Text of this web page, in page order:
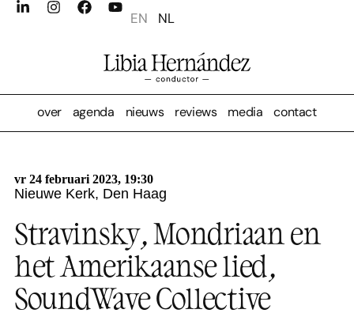
EN NL
over agenda nieuws reviews media contact
vr 24 februari 2023, 19:30
Nieuwe Kerk, Den Haag
Stravinsky, Mondriaan en
het Amerikaanse lied,
SoundWave Collective